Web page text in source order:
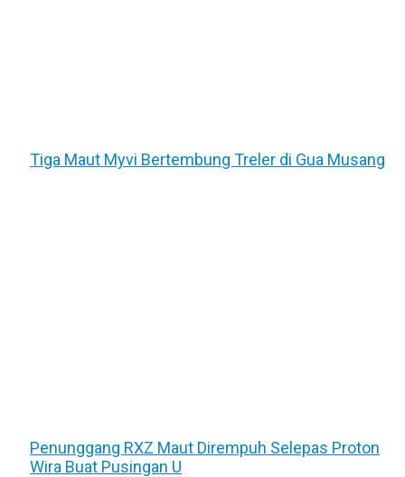
Tiga Maut Myvi Bertembung Treler di Gua Musang
Penunggang RXZ Maut Dirempuh Selepas Proton
Wira Buat Pusingan U